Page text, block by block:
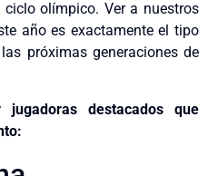
olímpico. Ver a nuestros
año es exactamente el tipo
próximas generaciones de
destacados que
: